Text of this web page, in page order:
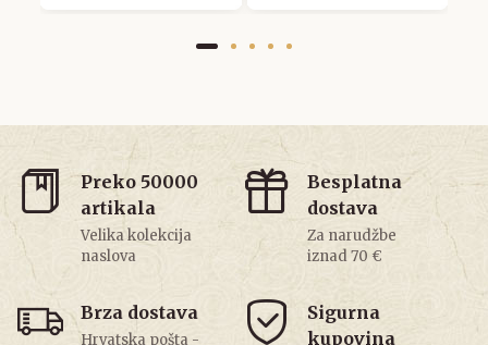
Preko 50000
artikala
Velika kolekcija
naslova
Besplatna
dostava
Za narudžbe
iznad 70 €
Brza dostava
Hrvatska pošta -
Sigurna
kupovina